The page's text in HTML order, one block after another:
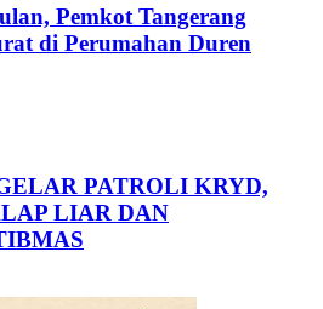
Pemkot Tangerang
di Perumahan Duren
PATROLI KRYD,
LIAR DAN